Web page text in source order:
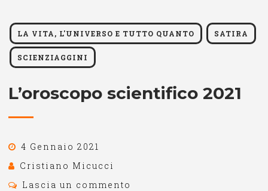
LA VITA, L'UNIVERSO E TUTTO QUANTO SATIRA
SCIENZIAGGINI
L’oroscopo scientifico 2021
4 Gennaio 2021
Cristiano Micucci
Lascia un commento